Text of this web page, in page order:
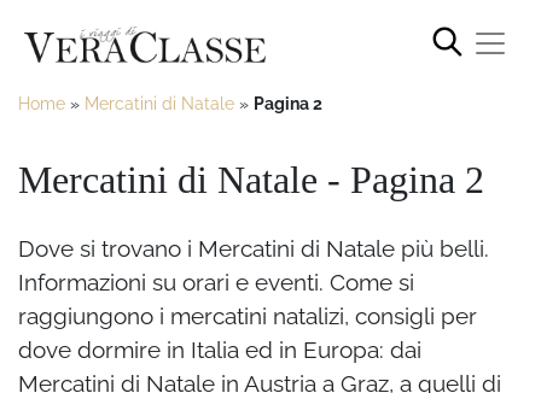
Home » Mercatini di Natale » Pagina 2
Mercatini di Natale - Pagina 2
Dove si trovano i Mercatini di Natale più belli.
Informazioni su orari e eventi. Come si
raggiungono i mercatini natalizi, consigli per
dove dormire in Italia ed in Europa: dai
Mercatini di Natale in Austria a Graz, a quelli di